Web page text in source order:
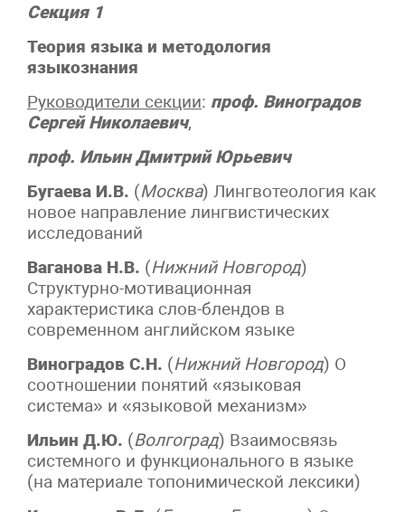
Секция 1
Теория языка и методология
языкознания
Руководители секции: проф. Виноградов
Сергей Николаевич,
проф. Ильин Дмитрий Юрьевич
Бугаева И.В. (Москва) Лингвотеология как
новое направление лингвистических
исследований
Ваганова Н.В. (Нижний Новгород)
Структурно-мотивационная
характеристика слов-блендов в
современном английском языке
Виноградов С.Н. (Нижний Новгород) О
соотношении понятий «языковая
система» и «языковой механизм»
Ильин Д.Ю. (Волгоград) Взаимосвязь
системного и функционального в языке
(на материале топонимической лексики)